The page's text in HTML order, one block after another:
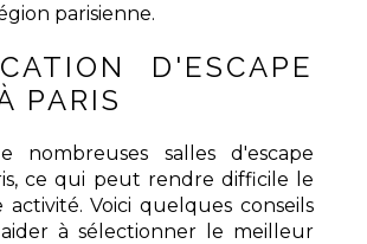
parisienne.
D'ESCAPE
PARIS
nombreuses salles d'escape
ce qui peut rendre difficile le
Voici quelques conseils
à sélectionner le meilleur